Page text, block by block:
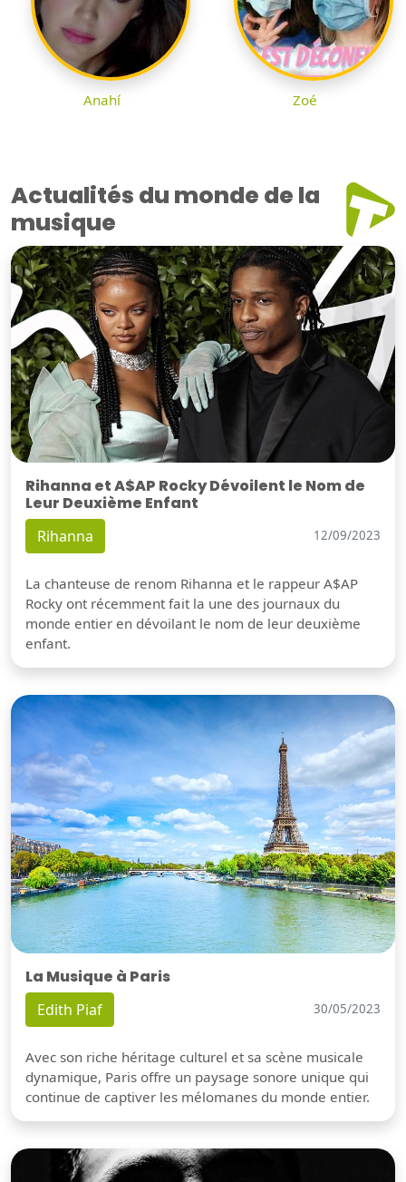
Anahí Zoé
Actualités du monde de la
musique
Rihanna et A$AP Rocky Dévoilent le Nom de
Leur Deuxième Enfant
Rihanna 12/09/2023
La chanteuse de renom Rihanna et le rappeur A$AP
Rocky ont récemment fait la une des journaux du
monde entier en dévoilant le nom de leur deuxième
enfant.
La Musique à Paris
Edith Piaf 30/05/2023
Avec son riche héritage culturel et sa scène musicale
dynamique, Paris offre un paysage sonore unique qui
continue de captiver les mélomanes du monde entier.